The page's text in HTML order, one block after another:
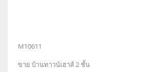
M10611
ขาย บ้านทาวน์เฮาส์ 2 ชั้น